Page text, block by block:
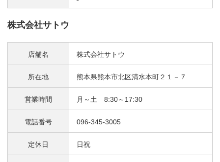
株式会社サトウ
店舗名 株式会社サトウ
所在地 熊本県熊本市北区清水本町２１－７
営業時間 月～土 8:30～17:30
電話番号 096-345-3005
定休日 日祝